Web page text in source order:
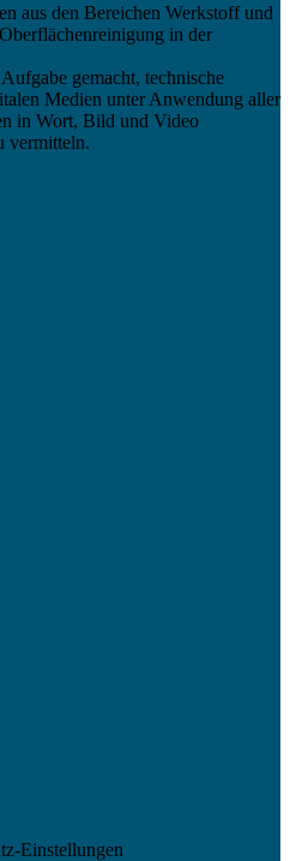
aus den Bereichen Werkstoff und
in der
gemacht, technische
Medien unter Anwendung aller
in Wort, Bild und Video
vermitteln.
Einstellungen